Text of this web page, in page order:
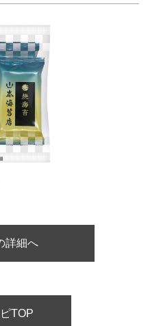
詳細へ
TOP